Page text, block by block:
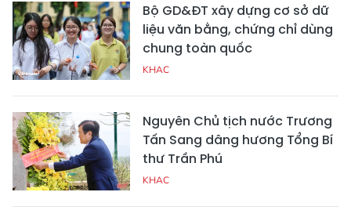
Bộ GD&ĐT xây dựng cơ sở dữ
liệu văn bằng, chứng chỉ dùng
chung toàn quốc
KHAC
Nguyên Chủ tịch nước Trương
Tấn Sang dâng hương Tổng Bí
thư Trần Phú
KHAC